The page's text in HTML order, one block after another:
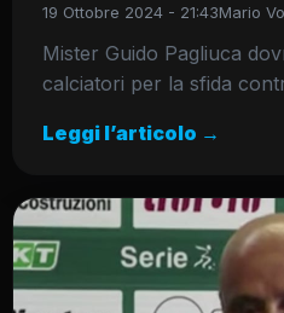
19 Ottobre 2024 - 21:43Mario
Mister Guido Pagliuca
calciatori per la sfida
Leggi l’articolo →